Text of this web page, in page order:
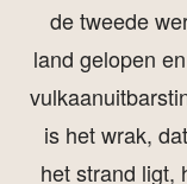
de tweede
land gelopen
is het wrak,
het strand ligt,